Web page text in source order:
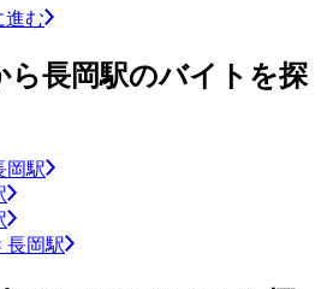
進む
ら長岡駅のバイトを探
岡駅
長岡駅